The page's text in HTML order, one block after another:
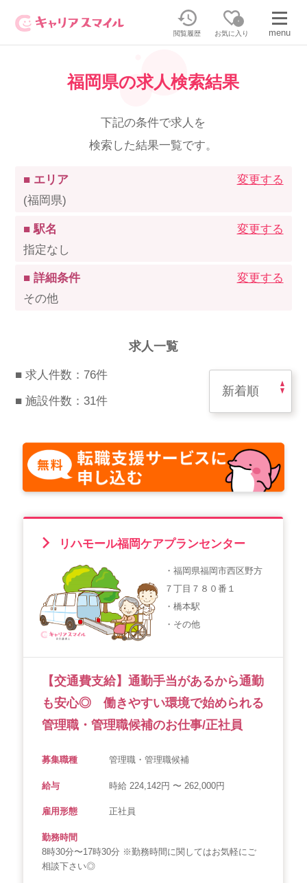
閲覧履歴
0
お気に入り menu
無料相談・お問い合わせはこちら
無料転職相談・お問い合わせの内容を
正社員／パートで働く
派遣で働く
介護の資格取得について
採用担当者様はこちら
正社員・パートの求人を探す
紹介会社を使うメリットについて
介護・看護のお仕事について
利用者の声
WEB勤怠
支店連絡先一覧
会社概要 個人情報保護方針
福岡県の求人検索結果
下記の条件で求人を
検索した結果一覧です。
■ エリア
(福岡県)
変更する
■ 駅名
指定なし
変更する
■ 詳細条件
その他
変更する
求人一覧
■ 求人件数：76件
■ 施設件数：31件
リハモール福岡ケアプランセンター
・福岡県福岡市西区野方
７丁目７８０番１
・橋本駅
・その他
【交通費支給】通勤手当があるから通勤
も安心◎ 働きやすい環境で始められる
管理職・管理職候補のお仕事/正社員
募集職種 管理職・管理職候補
給与 時給 224,142円 〜 262,000円
雇用形態 正社員
勤務時間
8時30分〜17時30分 ※勤務時間に関してはお気軽にご
相談下さい◎